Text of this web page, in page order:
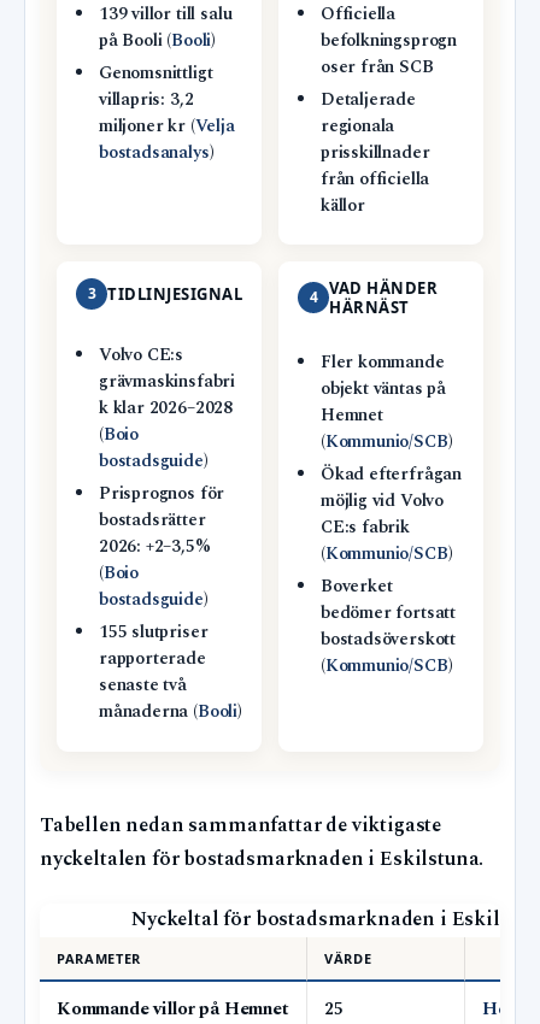
139 villor till salu
på Booli (Booli)
Genomsnittligt
villapris: 3,2
miljoner kr (Velja
bostadsanalys)
Officiella
befolkningsprogn
oser från SCB
Detaljerade
regionala
prisskillnader
från officiella
källor
3 TIDLINJESIGNAL
Volvo CE:s
grävmaskinsfabri
k klar 2026–2028
(Boio
bostadsguide)
Prisprognos för
bostadsrätter
2026: +2–3,5%
(Boio
bostadsguide)
155 slutpriser
rapporterade
senaste två
månaderna (Booli)
4 VAD HÄNDER
HÄRNÄST
Fler kommande
objekt väntas på
Hemnet
(Kommunio/SCB)
Ökad efterfrågan
möjlig vid Volvo
CE:s fabrik
(Kommunio/SCB)
Boverket
bedömer fortsatt
bostadsöverskott
(Kommunio/SCB)
Tabellen nedan sammanfattar de viktigaste
nyckeltalen för bostadsmarknaden i Eskilstuna.
Nyckeltal för bostadsmarknaden i
PARAMETER VÄRDE
Kommande villor på Hemnet 25